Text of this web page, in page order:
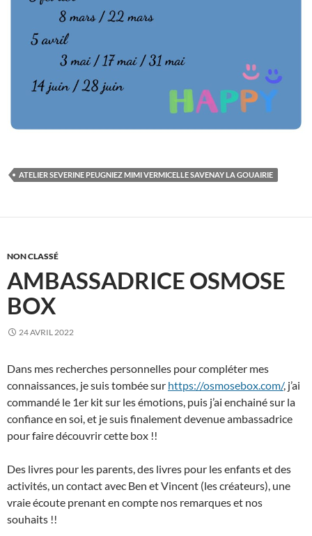
ATELIER SEVERINE PEUGNIEZ MIMI VERMICELLE SAVENAY LA GOUAIRIE
NON CLASSÉ
AMBASSADRICE OSMOSE
BOX
24 AVRIL 2022
Dans mes recherches personnelles pour compléter mes
connaissances, je suis tombée sur https://osmosebox.com/, j’ai
commandé le 1er kit sur les émotions, puis j’ai enchainé sur la
confiance en soi, et je suis finalement devenue ambassadrice
pour faire découvrir cette box !!
Des livres pour les parents, des livres pour les enfants et des
activités, un contact avec Ben et Vincent (les créateurs), une
vraie écoute prenant en compte nos remarques et nos
souhaits !!